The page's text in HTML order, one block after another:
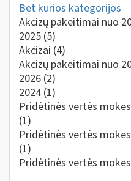
Bet kurios kategorijos
Akcizų pakeitimai nuo
2025 (5)
Akcizai (4)
Akcizų pakeitimai nuo
2026 (2)
2024 (1)
Pridėtinės vertės
(1)
Pridėtinės vertės
(1)
Pridėtinės vertės